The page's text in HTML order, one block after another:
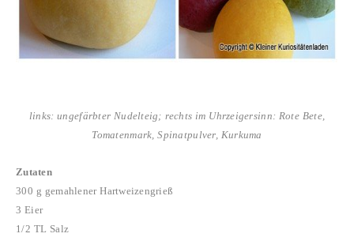
links: ungefärbter Nudelteig; rechts im Uhrzeigersinn: Rote Bete,
Tomatenmark, Spinatpulver, Kurkuma
Zutaten
300 g gemahlener Hartweizengrieß
3 Eier
1/2 TL Salz